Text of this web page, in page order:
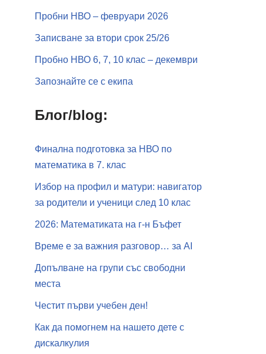
Пробни НВО – февруари 2026
Записване за втори срок 25/26
Пробно НВО 6, 7, 10 клас – декември
Запознайте се с екипа
Блог/blog:
Финална подготовка за НВО по
математика в 7. клас
Избор на профил и матури: навигатор
за родители и ученици след 10 клас
2026: Математиката на г-н Бъфет
Време е за важния разговор… за АI
Допълване на групи със свободни
места
Честит първи учебен ден!
Как да помогнем на нашето дете с
дискалкулия